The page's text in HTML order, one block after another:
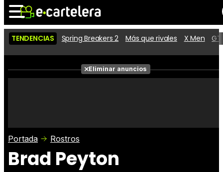
Noticias Cartelera
Películas
Críticas
TENDENCIAS Spring Breakers 2 Más que rivales X Men
Eliminar anuncios
Portada Rostros
Brad Peyton